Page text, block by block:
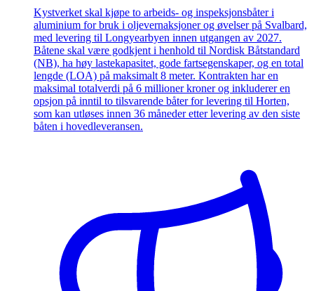
Kystverket skal kjøpe to arbeids- og inspeksjonsbåter i
aluminium for bruk i oljevernaksjoner og øvelser på Svalbard,
med levering til Longyearbyen innen utgangen av 2027.
Båtene skal være godkjent i henhold til Nordisk Båtstandard
(NB), ha høy lastekapasitet, gode fartsegenskaper, og en total
lengde (LOA) på maksimalt 8 meter. Kontrakten har en
maksimal totalverdi på 6 millioner kroner og inkluderer en
opsjon på inntil to tilsvarende båter for levering til Horten,
som kan utløses innen 36 måneder etter levering av den siste
båten i hovedleveransen.